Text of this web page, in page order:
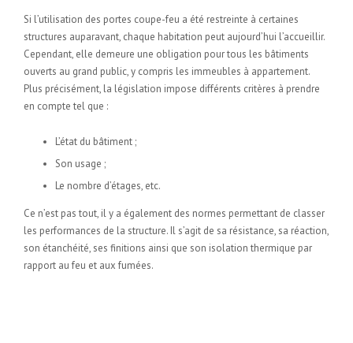
Si l’utilisation des portes coupe-feu a été restreinte à certaines
structures auparavant, chaque habitation peut aujourd’hui l’accueillir.
Cependant, elle demeure une obligation pour tous les bâtiments
ouverts au grand public, y compris les immeubles à appartement.
Plus précisément, la législation impose différents critères à prendre
en compte tel que :
L’état du bâtiment ;
Son usage ;
Le nombre d’étages, etc.
Ce n’est pas tout, il y a également des normes permettant de classer
les performances de la structure. Il s’agit de sa résistance, sa réaction,
son étanchéité, ses finitions ainsi que son isolation thermique par
rapport au feu et aux fumées.